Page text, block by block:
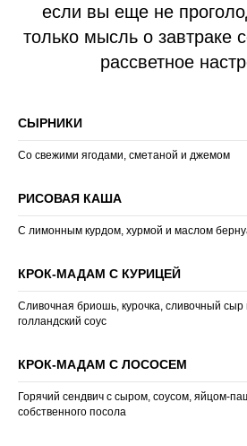
если вы еще не
только мысль о завтраке
рассветное
СЫРНИКИ
Со свежими ягодами, сметаной и джемом
РИСОВАЯ КАША
С лимонным курдом, хурмой и маслом
КРОК-МАДАМ С КУРИЦЕЙ
Сливочная бриошь, курочка, сливочный
голландский соус
КРОК-МАДАМ С ЛОСОСЕМ
Горячий сендвич с сыром, соусом, яйцом-
собственного посола